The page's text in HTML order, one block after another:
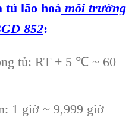
tủ lão hoá môi trường
852:
tủ: RT + 5 ℃ ~ 60
1 giờ ~ 9,999 giờ